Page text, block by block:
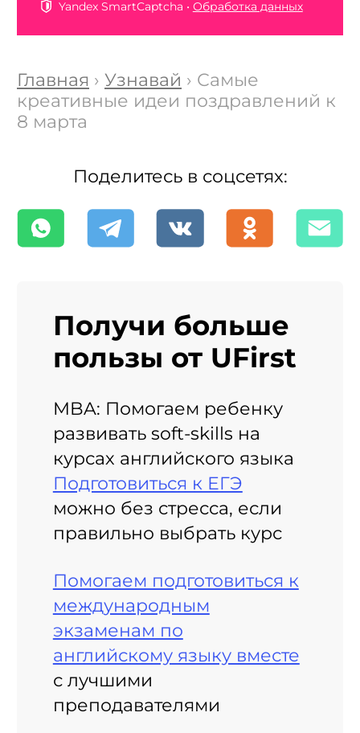
Yandex SmartCaptcha • Обработка данных
Главная › Узнавай › Самые
креативные идеи поздравлений к
8 марта
Поделитесь в соцсетях:
Получи больше
пользы от UFirst
MBA: Помогаем ребенку
развивать soft-skills на
курсах английского языка
Подготовиться к ЕГЭ
можно без стресса, если
правильно выбрать курс
Помогаем подготовиться к
международным
экзаменам по
английскому языку вместе
с лучшими
преподавателями